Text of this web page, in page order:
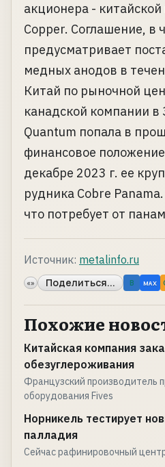
акционера -
Copper. Соглашение, в
предусматривает
медных анодов в
Китай по рыночной
канадской компании в
Quantum попала в
финансовое
декабре 2023 г. ее
рудника Cobre
что потребует от
Источник: metalinfo.ru
«» Поделиться... B MAX
Похожие
Китайская компания
обезуглероживания
Французский производитель
оборудования Fives
Норникель тестирует
палладия
Сейчас рафинировочный